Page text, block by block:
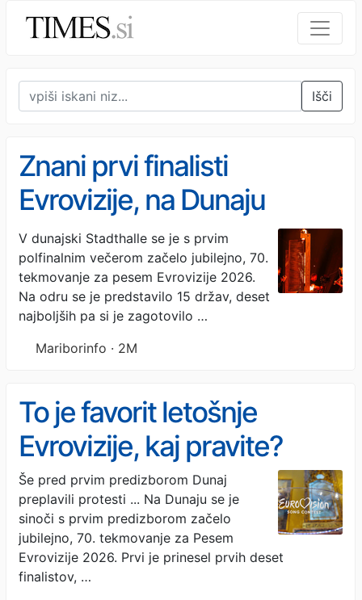
Išči
Znani prvi finalisti
Evrovizije, na Dunaju
protesti pred nastopom
predstavnika Izraela
V dunajski Stadthalle se je s prvim
polfinalnim večerom začelo jubilejno, 70.
tekmovanje za pesem Evrovizije 2026.
Na odru se je predstavilo 15 držav, deset
najboljših pa si je zagotovilo …
Mariborinfo · 2M
To je favorit letošnje
Evrovizije, kaj pravite?
Še pred prvim predizborom Dunaj
preplavili protesti ... Na Dunaju se je
sinoči s prvim predizborom začelo
jubilejno, 70. tekmovanje za Pesem
Evrovizije 2026. Prvi je prinesel prvih deset
finalistov, …